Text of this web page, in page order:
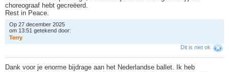
choreograaf hebt gecreëerd.
Rest in Peace.
Op 27 december 2025
om 13:51 getekend door:
Terry
Dit is niet ok
Dank voor je enorme bijdrage aan het Nederlandse ballet. Ik heb